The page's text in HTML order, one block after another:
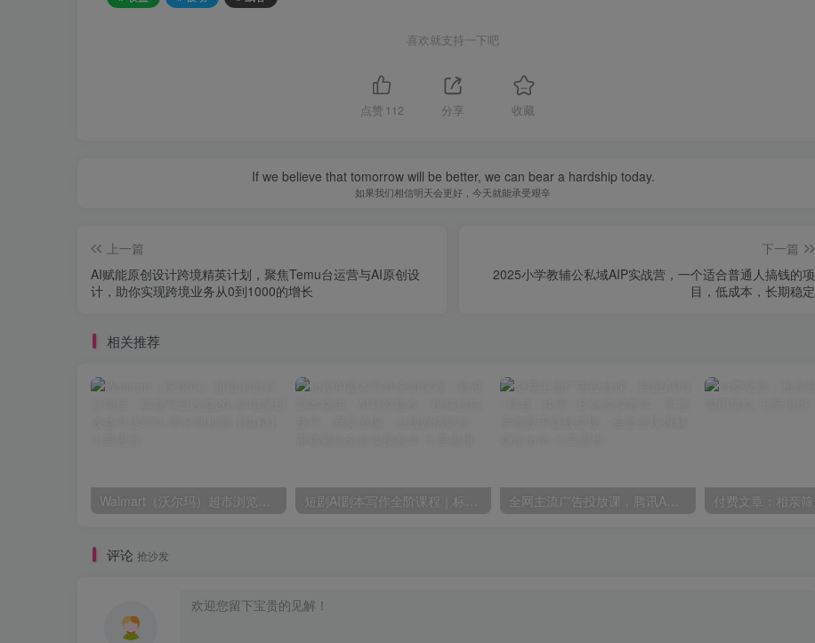
喜欢就支持一下吧
点赞 112 分享 收藏
If we believe that tomorrow will be better, we can bear a hardship today.
如果我们相信明天会更好，今天就能承受艰辛
上一篇
AI赋能原创设计跨境精英计划，聚焦Temu台运营与AI原创设
计，助你实现跨境业务从0到1000的增长
下一篇
2025小学教辅公私域AIP实战营，一个适合普通人搞钱的项
目，低成本，长期稳定
相关推荐
Walmart（沃尔玛）超市浏览标注项目，单账号日收益20+单电脑日收益可达800+带分佣机制【揭秘】 短剧AI剧本写作全阶课程｜标准剧本格式、AI写剧指令、投稿过稿技巧、网文改编、主线剧情把控、审稿避坑全套实操教学 全网主流广告投放课，腾讯ADQ / 抖音 / 快手 / B 站实操教学，手把手教投手赚钱变现，全套变现拆解稳定出单
评论 抢沙发